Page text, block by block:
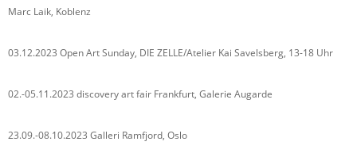
Marc Laik, Koblenz
03.12.2023 Open Art Sunday, DIE ZELLE/Atelier Kai Savelsberg, 13-18 Uhr
02.-05.11.2023 discovery art fair Frankfurt, Galerie Augarde
23.09.-08.10.2023 Galleri Ramfjord, Oslo